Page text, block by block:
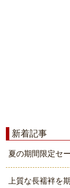
新着記事
夏の期間限定セ
上質な長襦袢を